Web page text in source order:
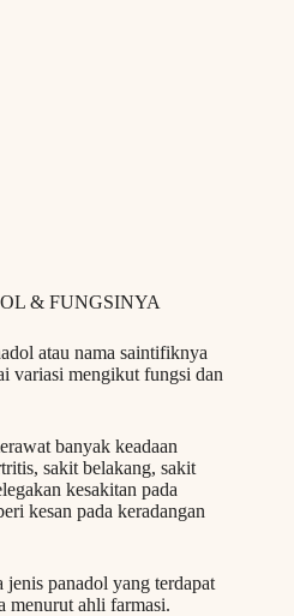
& FUNGSINYA
atau nama saintifiknya
variasi mengikut fungsi dan
banyak keadaan
sakit belakang, sakit
kesakitan pada
kesan pada keradangan
panadol yang terdapat
menurut ahli farmasi.